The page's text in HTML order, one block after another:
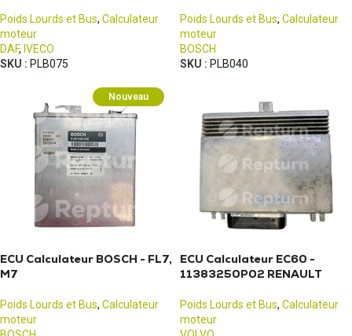
Poids Lourds et Bus, Calculateur
moteur
DAF, IVECO
SKU : PLB075
Poids Lourds et Bus, Calculateur
moteur
BOSCH
SKU : PLB040
Nouveau
ECU Calculateur BOSCH - FL7,
M7
Poids Lourds et Bus, Calculateur
moteur
ECU Calculateur EC60 -
11383250P02 RENAULT
Poids Lourds et Bus, Calculateur
moteur